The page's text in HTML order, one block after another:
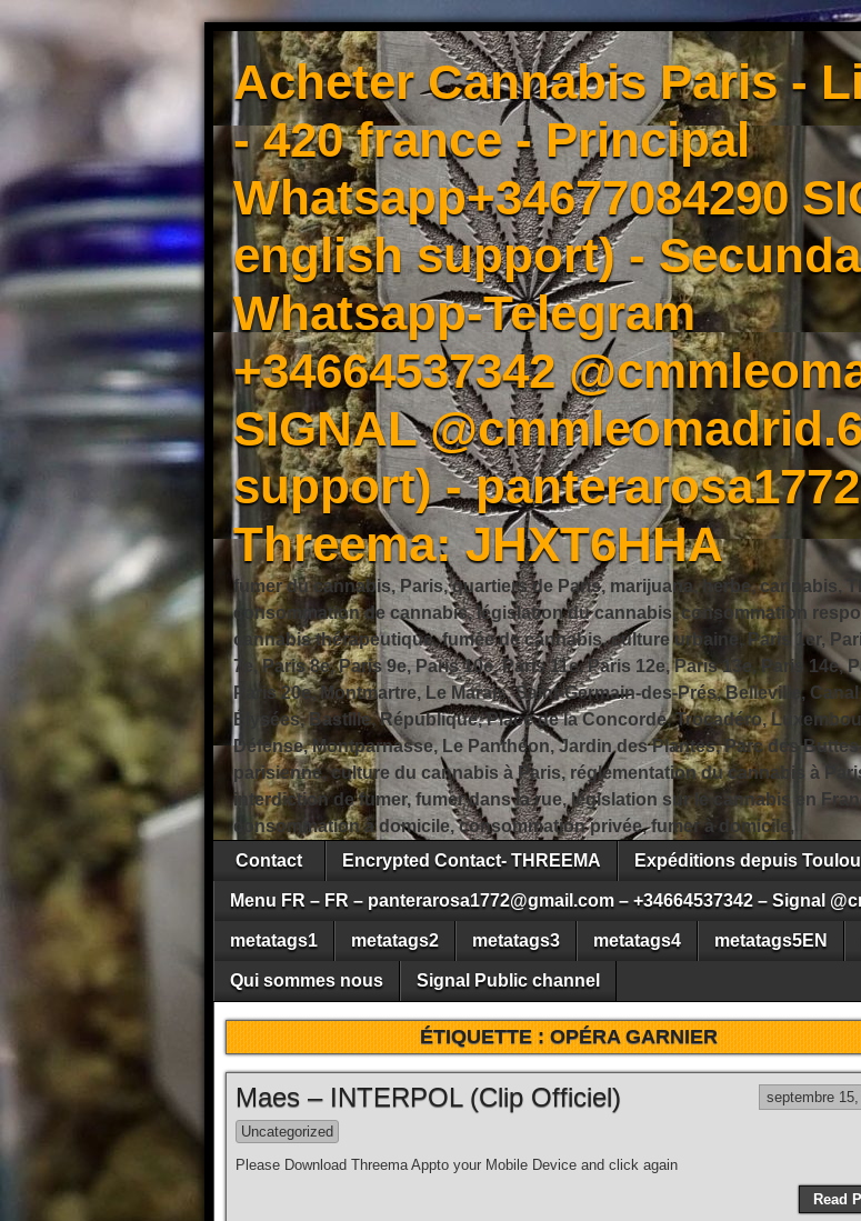
Acheter Cannabis Paris -
- 420 france - Principal
Whatsapp+34677084290
english support) -
Whatsapp-Telegram
+34664537342
SIGNAL
support) -
Threema: JHXT6HHA
fumer du cannabis, Paris, quartiers de Paris, marijuana, herbe, cannabis,
consommation de cannabis, législation du cannabis, consommation
cannabis thérapeutique, fumée de cannabis, culture urbaine, Paris 1er,
7e, Paris 8e, Paris 9e, Paris 10e, Paris 11e, Paris 12e, Paris 13e, Paris 14e,
Paris 20e, Montmartre, Le Marais, Saint-Germain-des-Prés, Belleville,
Élysées, Bastille, République, Place de la Concorde, Trocadéro,
Défense, Montparnasse, Le Panthéon, Jardin des Plantes, Parc des
parisienne, culture du cannabis à Paris, réglementation du cannabis à
interdiction de fumer, fumer dans la rue, législation sur le cannabis en
consommation à domicile, consommation privée, fumer à domicile,
Contact
Encrypted Contact- THREEMA Expéditions depuis
Menu FR – FR – panterarosa1772@gmail.com – +34664537342 – Signal
metatags1 metatags2 metatags3 metatags4 metatags5EN
Qui sommes nous Signal Public channel
ÉTIQUETTE :OPÉRA GARNIER
Maes – INTERPOL (Clip Officiel) septembre
Uncategorized
Please Download Threema Appto your Mobile Device and click again
Read